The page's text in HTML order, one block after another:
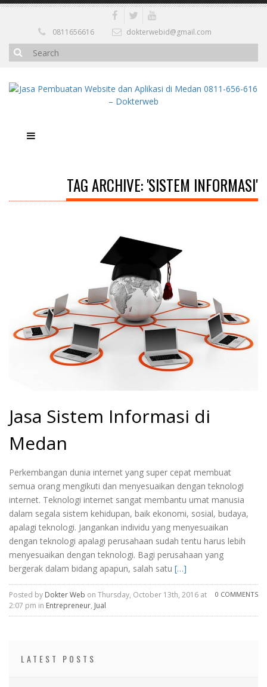
0811656616 dokterwebid@gmail.com
TAG ARCHIVE: 'SISTEM INFORMASI'
Jasa Sistem Informasi di
Medan
Perkembangan dunia internet yang super cepat membuat
semua orang mengikuti dan menyesuaikan dengan teknologi
internet. Teknologi internet sangat membantu umat manusia
dalam segala sistem kehidupan, baik ekonomi, sosial, budaya,
apalagi teknologi. Jangankan individu yang menyesuaikan
dengan teknologi apalagi perusahaan sudah tentu harus lebih
menyesuaikan dengan teknologi. Bagi perusahaan yang
bergerak dalam bidang apapun, salah satu […]
0 COMMENTS
Posted by Dokter Web on Thursday, October 13th, 2016 at
2:07 pm in Entrepreneur, Jual
LATEST POSTS